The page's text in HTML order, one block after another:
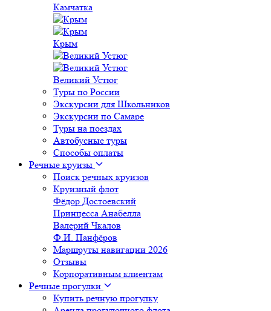
Камчатка
Крым
Великий Устюг
Туры по России
Экскурсии для Школьников
Экскурсии по Самаре
Туры на поездах
Автобусные туры
Способы оплаты
Речные круизы
Поиск речных круизов
Круизный флот
Фёдор Достоевский
Принцесса Анабелла
Валерий Чкалов
Ф.И. Панфёров
Маршруты навигации 2026
Отзывы
Корпоративным клиентам
Речные прогулки
Купить речную прогулку